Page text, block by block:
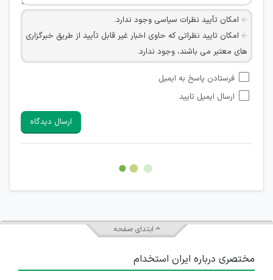
امکان تأیید نظرات سیاسی وجود ندارد.
امکان تایید نظراتی که حاوی اخبار غیر قابل تأیید از طریق خبرگزاری
های معتبر می باشند، وجود ندارد.
شبکه های مجازی ارتباطی می باشند وجود ندارد.
امکان تأیید نظرات کاربرانی که به هر طریقی قصد مأیوس کردن
هرگونه تحریک، تحقیر و کنایه به سایر افراد (مسئول و غیر مسئول)
غیر مجاز می باشد.
امکان هماهنگی برای هرگونه ملاقات حضوری چه به صورت دسته
فرستادن پاسخ به ایمیل
ارسال ایمیل تایید
ارسال دیدگاه
ابتدای صفحه
مختصری درباره ایران استخدام